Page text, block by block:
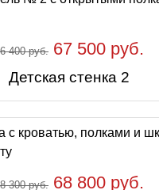
400 руб. 67 500 руб.
Детская стенка 2
300 руб. 68 800 руб.